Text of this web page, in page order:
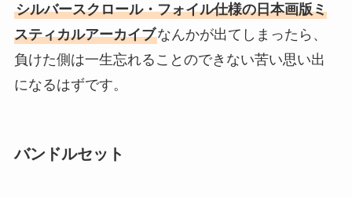
シルバースクロール・フォイル仕様の日本画版ミ
スティカルアーカイブなんかが出てしまったら、
負けた側は一生忘れることのできない苦い思い出
になるはずです。
バンドルセット